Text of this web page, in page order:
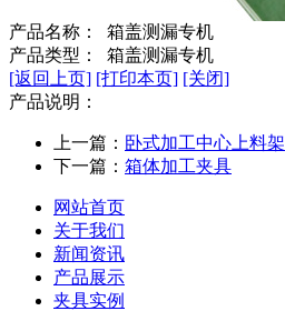
产品名称： 箱盖测漏专机
产品类型： 箱盖测漏专机
[返回上页] [打印本页] [关闭]
产品说明：
上一篇： 卧式加工中心上料架
下一篇： 箱体加工夹具
网站首页
关于我们
新闻资讯
产品展示
夹具实例